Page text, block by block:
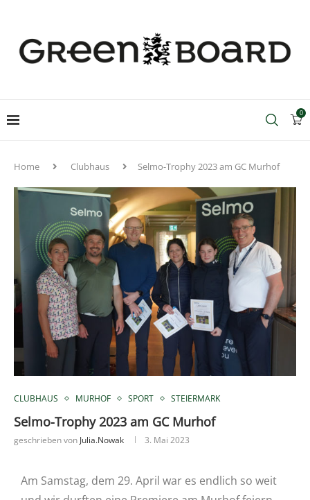
0
Home Clubhaus Selmo-Trophy 2023 am GC Murhof
CLUBHAUS MURHOF SPORT STEIERMARK
Selmo-Trophy 2023 am GC Murhof
geschrieben von Julia.nowak 3. Mai 2023
Am Samstag, dem 29. April war es endlich so weit